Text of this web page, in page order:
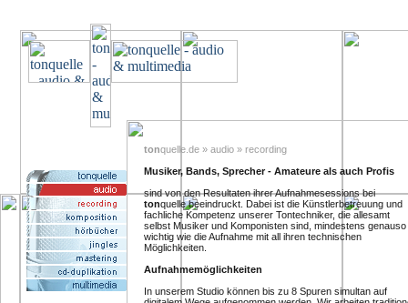
tonquelle.de » audio » recording
Musiker, Bands, Sprecher - Amateure als auch Profis
sind von den Resultaten ihrer Aufnahmesessions bei
tonquelle beeindruckt. Dabei ist die Künstlerbetreuung und
fachliche Kompetenz unserer Tontechniker, die allesamt
selbst Musiker und Komponisten sind, mindestens genauso
wichtig wie die Aufnahme mit all ihren technischen
Möglichkeiten.
Aufnahmemöglichkeiten
In unserem Studio können bis zu 8 Spuren simultan auf